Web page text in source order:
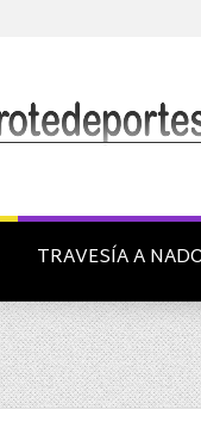
TRAVESÍA A